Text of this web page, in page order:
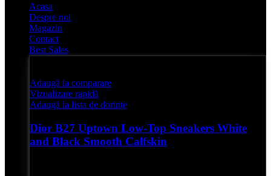
Acasa
Despre noi
Magazin
Contact
Best Sales
Adaugă la comparare
Vizualizare rapidă
Adaugă la lista de dorințe
Dior B27 Uptown Low-Top Sneakers White
and Black Smooth Calfskin